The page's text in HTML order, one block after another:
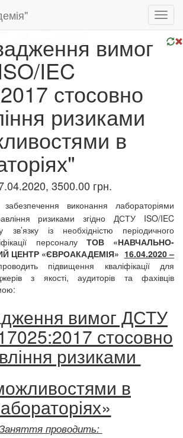
вимог
IEC
стосовно
ризиками
в
3500.00 грн.
виконання лабораторіями
ризиками згідно ДСТУ ISO/IEC
із необхідністю періодичного
персоналу ТОВ «НАВЧАЛЬНО-
ЦЕНТР «ЄВРОАКАДЕМІЯ» 16.04.2020 –
підвищення кваліфікації для
з якості, аудиторів та фахівців
вимог ДСТУ
стосовно
ризиками
в
проводить: